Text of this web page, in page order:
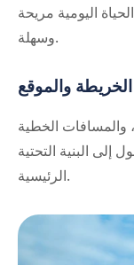
اليومية مريحة
وسهلة.
الخريطة والموقع
والمسافات الخطية
البنية التحتية
الرئيسية.